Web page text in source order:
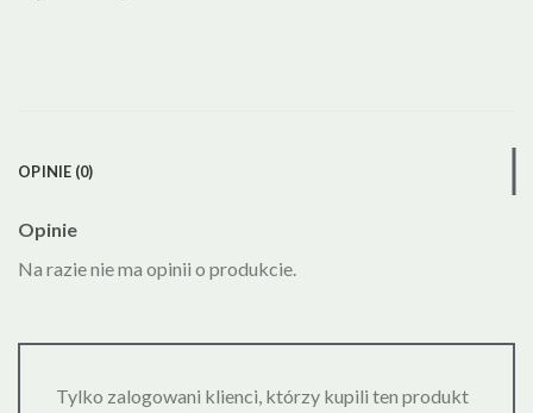
OPINIE (0)
Opinie
Na razie nie ma opinii o produkcie.
Tylko zalogowani klienci, którzy kupili ten produkt